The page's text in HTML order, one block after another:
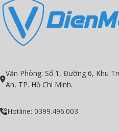
Công nghệ độc quyền chống đun
khô bầu nóng
Thiết kế Hàn Quốc, sắc sảo từng
đường nét
Chất liệu Aluminum cao cấp, vòi và
Văn Phòng: Số 1, Đường 6, Khu
An, TP. Hồ Chí Minh.
Hotline: 0399.496.003